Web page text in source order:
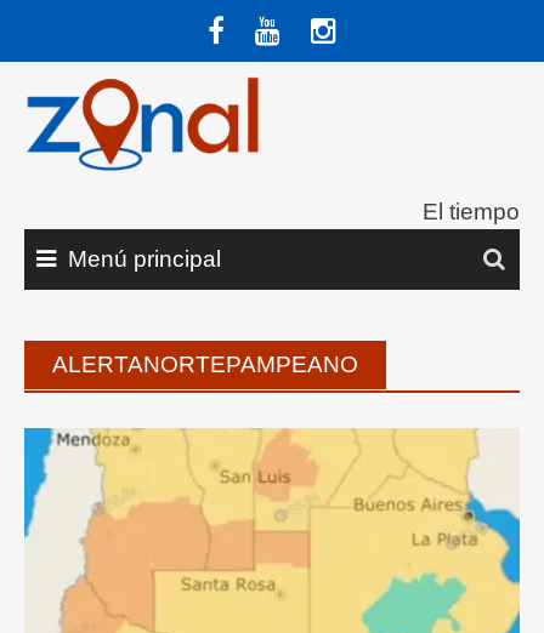
contenido
El tiempo
Menú principal
ALERTANORTEPAMPEANO